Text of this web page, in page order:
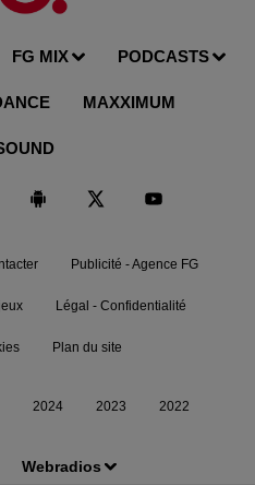
Webradios
FG MIX PODCASTS
MAXXIMUM
Publicité - Agence FG
Légal - Confidentialité
Plan du site
2024 2023 2022